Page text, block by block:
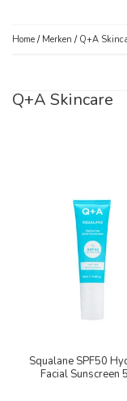
Home / Merken / Q+A
Q+A Skincare
Squalane SPF50
Facial Sunscreen